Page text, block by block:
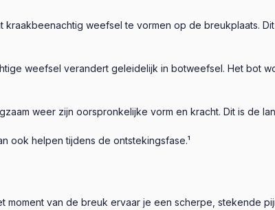
kraakbeenachtig weefsel te vormen op de breukplaats.
weefsel verandert geleidelijk in botweefsel. Het bot
weer zijn oorspronkelijke vorm en kracht. Dit is de
ook helpen tijdens de ontstekingsfase.¹
moment van de breuk ervaar je een scherpe, stekende